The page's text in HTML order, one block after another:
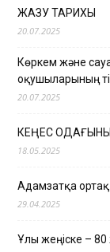
ЖАЗУ ТАРИХЫ
20.07.2025
Көркем және
оқушыларының
20.07.2025
КЕҢЕС
18.05.2025
Адамзатқа
29.04.2025
Ұлы жеңіске –